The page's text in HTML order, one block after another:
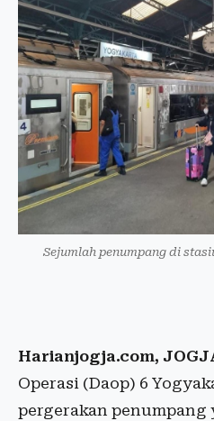
Sejumlah penumpang di
Harianjogja.com,
Operasi (Daop) 6
pergerakan